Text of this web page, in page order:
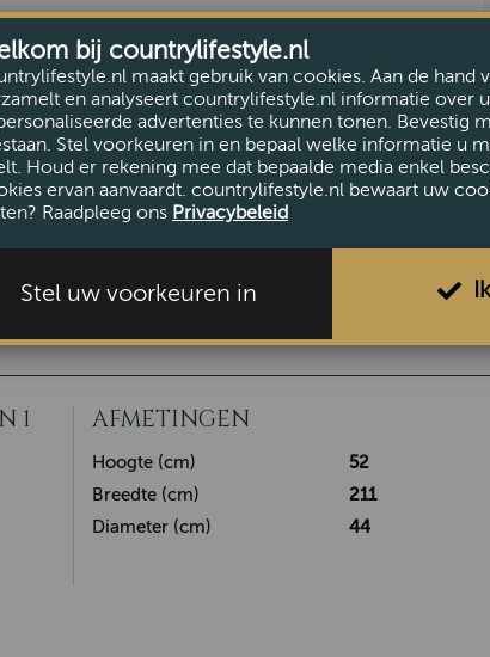
1
AFMETINGEN
Hoogte (cm)
52
Breedte (cm)
211
Diameter (cm)
44
bij countrylifestyle.nl
maakt gebruik van cookies. Aan de hand
en analyseert countrylifestyle.nl informatie over
advertenties te kunnen tonen. Bevestig
Stel voorkeuren in en bepaal welke informatie u
Houd er rekening mee dat bepaalde media enkel
ervan aanvaardt. countrylifestyle.nl bewaart uw
Raadpleeg ons Privacybeleid
Stel uw voorkeuren in